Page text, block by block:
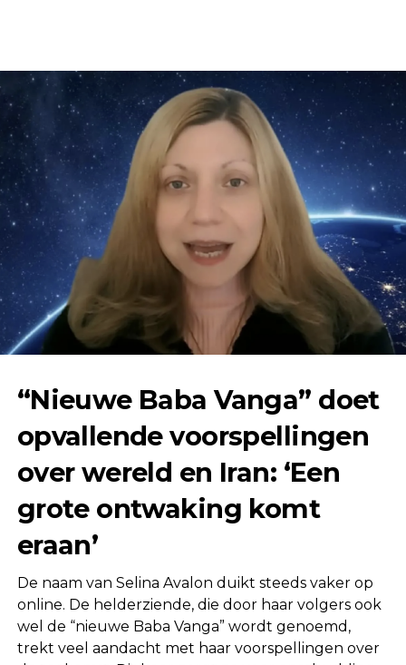
“Nieuwe Baba Vanga” doet
opvallende voorspellingen
over wereld en Iran: ‘Een
grote ontwaking komt
eraan’
De naam van Selina Avalon duikt steeds vaker op
online. De helderziende, die door haar volgers ook
wel de “nieuwe Baba Vanga” wordt genoemd,
trekt veel aandacht met haar voorspellingen over